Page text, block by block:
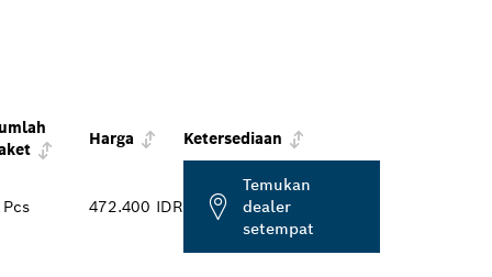
Harga Ketersediaan
472.400 IDR
Temukan
dealer
setempat